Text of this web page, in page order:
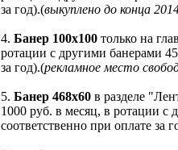
за год).(выкуплено до конца
4.Банер 100х100 только на
ротации с другими банерами
за год).(рекламное место
5.Банер 468х60 в разделе
1000 руб. в месяц, в ротации с
соответственно при оплате за